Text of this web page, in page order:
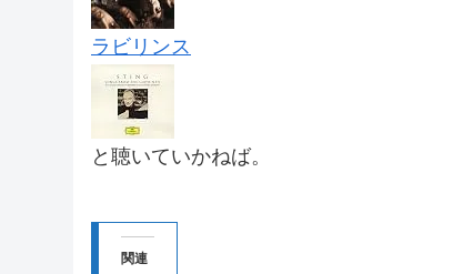
ラビリンス
と聴いていかねば。
関連